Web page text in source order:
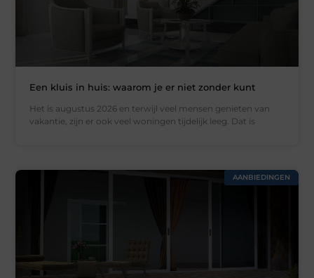
Een kluis in huis: waarom je er niet zonder kunt
Het is augustus 2026 en terwijl veel mensen genieten van
vakantie, zijn er ook veel woningen tijdelijk leeg. Dat is
AANBIEDINGEN